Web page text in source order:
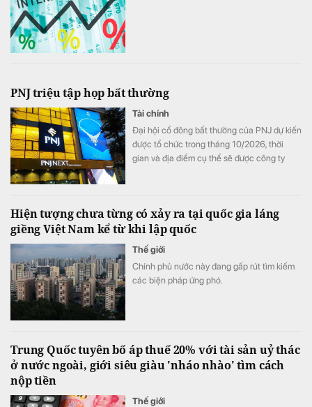
PNJ triệu tập họp bất thường
Tài chính
Đại hội cổ đông bất thường của PNJ dự kiến
được tổ chức trong tháng 10/2026, thời
gian và địa điểm cụ thể sẽ được công ty
Hiện tượng chưa từng có xảy ra tại quốc gia láng
giềng Việt Nam kể từ khi lập quốc
Thế giới
Chính phủ nước này đang gấp rút tìm kiếm
các biện pháp ứng phó.
Trung Quốc tuyên bố áp thuế 20% với tài sản uỷ thác
ở nước ngoài, giới siêu giàu 'nháo nhào' tìm cách
nộp tiền
Thế giới